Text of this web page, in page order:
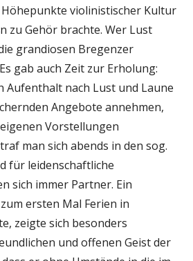
violinistischer Kultur
zu Gehör brachte. Wer Lust
grandiosen Bregenzer
gab auch Zeit zur Erholung:
Aufenthalt nach Lust und Laune
Angebote annehmen,
Vorstellungen
man sich abends in den sog.
für leidenschaftliche
sich immer Partner. Ein
ersten Mal Ferien in
zeigte sich besonders
und offenen Geist der